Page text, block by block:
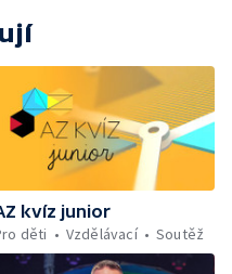
kvíz junior
děti
Vzdělávací Soutěž